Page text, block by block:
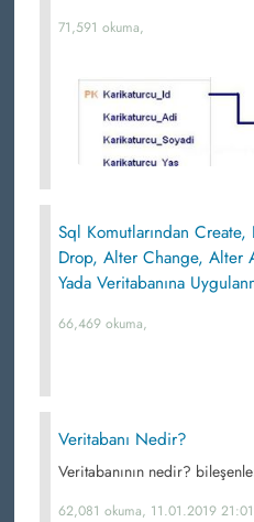
71,591 okuma,
Sql Komutlarından
Drop, Alter Change, Alter
Yada Veritabanına
66,469 okuma,
Veritabanı Nedir?
Veritabanının nedir?
62,081 okuma, 11.01.2019 21:01